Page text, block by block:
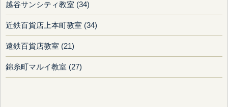
越谷サンシティ教室 (34)
近鉄百貨店上本町教室 (34)
遠鉄百貨店教室 (21)
錦糸町マルイ教室 (27)